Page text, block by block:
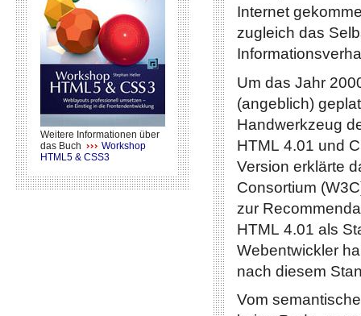
Weitere Informationen über
das Buch
Workshop
HTML5 & CSS3
Internet
zugleich das
Um das Jahr
(angeblich)
Handwerkzeug
HTML 4.01 und
Version erklärte
Consortium
zur
HTML 4.01 als
Webentwickler
nach diesem
Vom